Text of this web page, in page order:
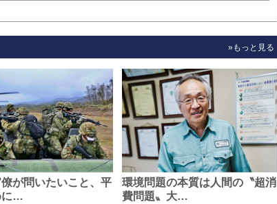
»もっと見る
が問いたいこと、平
に…
環境問題の本質は人間の〝超消
費問題〟大…